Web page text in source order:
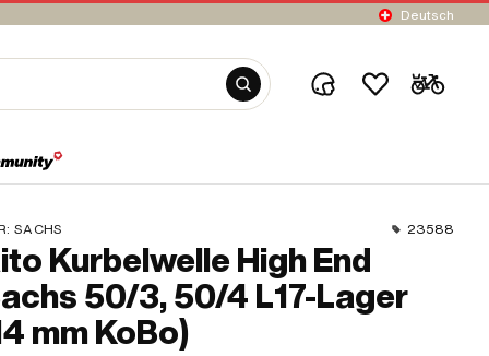
Deutsch
SACHS 23588
Kurbelwelle High End
50/3, 50/4 L17-Lager
mm KoBo)